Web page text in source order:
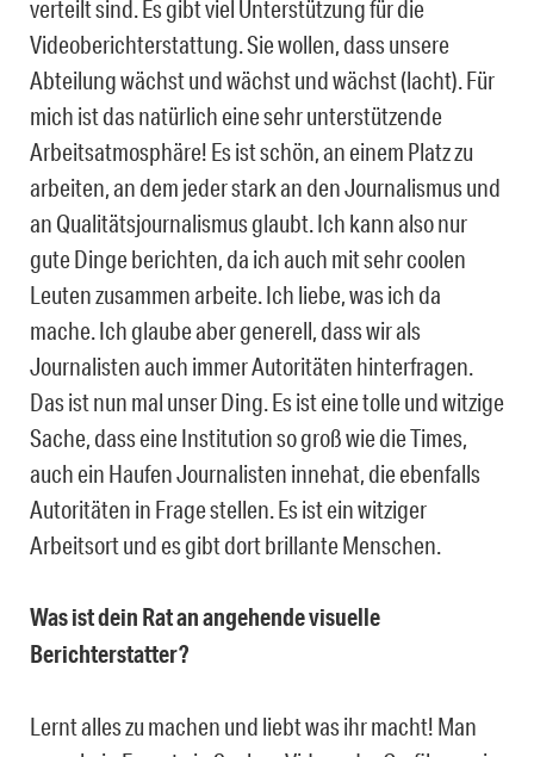
verteilt sind. Es gibt viel Unterstützung für die
Videoberichterstattung. Sie wollen, dass unsere
Abteilung wächst und wächst und wächst (lacht). Für
mich ist das natürlich eine sehr unterstützende
Arbeitsatmosphäre! Es ist schön, an einem Platz zu
arbeiten, an dem jeder stark an den Journalismus und
an Qualitätsjournalismus glaubt. Ich kann also nur
gute Dinge berichten, da ich auch mit sehr coolen
Leuten zusammen arbeite. Ich liebe, was ich da
mache. Ich glaube aber generell, dass wir als
Journalisten auch immer Autoritäten hinterfragen.
Das ist nun mal unser Ding. Es ist eine tolle und witzige
Sache, dass eine Institution so groß wie die Times,
auch ein Haufen Journalisten innehat, die ebenfalls
Autoritäten in Frage stellen. Es ist ein witziger
Arbeitsort und es gibt dort brillante Menschen.
Was ist dein Rat an angehende visuelle
Berichterstatter?
Lernt alles zu machen und liebt was ihr macht! Man